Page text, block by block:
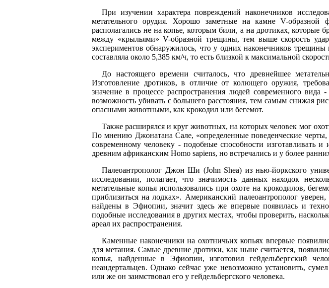
При изучении характера повреждений наконечников
метательного орудия. Хорошо заметные на камне V-
располагались не на копье, которым били, а на дротиках,
между «крыльями» V-образной трещины, тем выше скорость
экспериментов обнаружилось, что у одних наконечников
составляла около 5,385 км/ч, то есть близкой к максимальной
До настоящего времени считалось, что древнейшее
Изготовление дротиков, в отличие от колющего оружия,
значение в процессе распространения людей современного
возможность убивать с большего расстояния, тем самым снижая
опасными животными, как крокодил или бегемот.
Также расширялся и круг животных, на которых человек мог
По мнению Джонатана Сале, «определенные поведенческие
современному человеку - подобные способности изготавливать
древним африканским Homo sapiens, но встречались и у более
Палеоантрополог Джон Ши (John Shea) из нью-йоркского
исследовании, полагает, что значимость данных находок
метательные копья использовались при охоте на крокодилов,
приблизиться на лодках». Американский палеоантрополог
найдены в Эфиопии, значит здесь же впервые появилась и
подобные исследования в других местах, чтобы проверить,
ареал их распространения.
Каменные наконечники на охотничьих копьях впервые
для метания. Самые древние дротики, как ныне считается,
копья, найденные в Эфиопии, изготовил гейдельбергский
неандертальцев. Однако сейчас уже невозможно установить,
или же он заимствовал его у гейдельбергского человека.